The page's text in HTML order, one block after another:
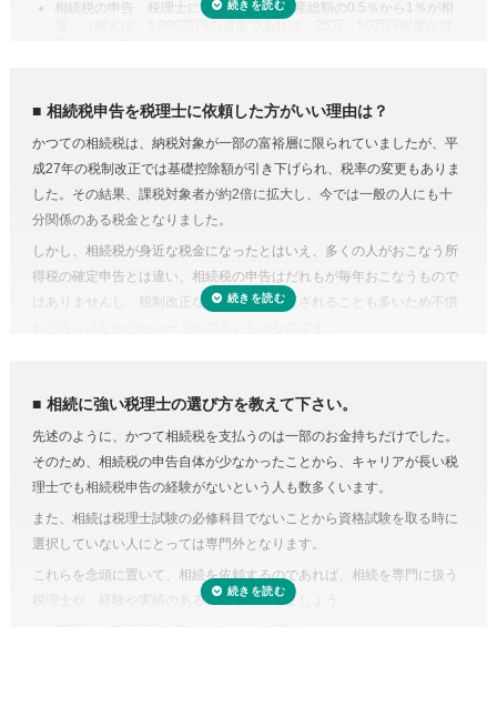
相続税の申告や準確定申告
相続税には申告書の他、総額の計算書、生命保険・財産・債務の明細書
など非常に多くの書類作成が必要となります。もちろん、相続人自身で
申告することもできますが、不動産や非上場株式などは財産の評価が難
しく書類作成も煩雑なことから、税理士に依頼するのが一般的です。
準確定申告とは、亡くなった方の所得の確定と納税の手続きを相続人が
代わりにおこなうこと。準確定申告の対象となるのは1月1日から亡くな
った日までの所得ですが、前年分も申告前であれば合わせて手続きをお
相続税の申告 税理士により差があり遺産総額の0.5％から1％が相
人生で数回程度の相続税申告をするためだけに、相続税に関する調べも
のや資料集めに相当の時間と労力を費やすことを考えてみると、税金の
プロの税理士に頼むという選択肢がコストに見合うものだと納得がいく
のではないでしょうか。
費用が気になる方は、相続税申告の費用を複数の専門家にまとめて依頼
できる「 相続費用見積ガイド 」をご利用ください。
相続税申告を税理士に依頼した方がいい理由は？
かつての相続税は、納税対象が一部の富裕層に限られていましたが、平
成27年の税制改正では基礎控除額が引き下げられ、税率の変更もありま
した。その結果、課税対象者が約2倍に拡大し、今では一般の人にも十
分関係のある税金となりました。
しかし、相続税が身近な税金になったとはいえ、多くの人がおこなう所
得税の確定申告とは違い、相続税の申告はだれもが毎年おこなうもので
はありませんし、税制改正などで内容が変更されることも多いため不慣
を減らしたり、納税額を少なくできる可能性があります。
しかし、どんな特例が使えるのかを知らない、または分からなければ、
特例を活用しないまま申告していることすら気づかないこともありえる
のです。また、たとえ単純な計算ミスだったとしても間違って申告して
しまえば罰金のペナルティ対象になるおそれもあります。仮に税務調査
対象となった場合、税理士に立ち会ってもらうことも可能です。
税理士に依頼しなくてもいい場合はある？
正味の遺産額（相続税の課税の対象となる財産の合計額）が相続税の基
相続に強い税理士の選び方を教えて下さい。
先述のように、かつて相続税を支払うのは一部のお金持ちだけでした。
そのため、相続税の申告自体が少なかったことから、キャリアが長い税
理士でも相続税申告の経験がないという人も数多くいます。
また、相続は税理士試験の必修科目でないことから資格試験を取る時に
選択していない人にとっては専門外となります。
これらを念頭に置いて、相続を依頼するのであれば、相続を専門に扱う
税理士や、経験や実績のある税理士を探しましょう。